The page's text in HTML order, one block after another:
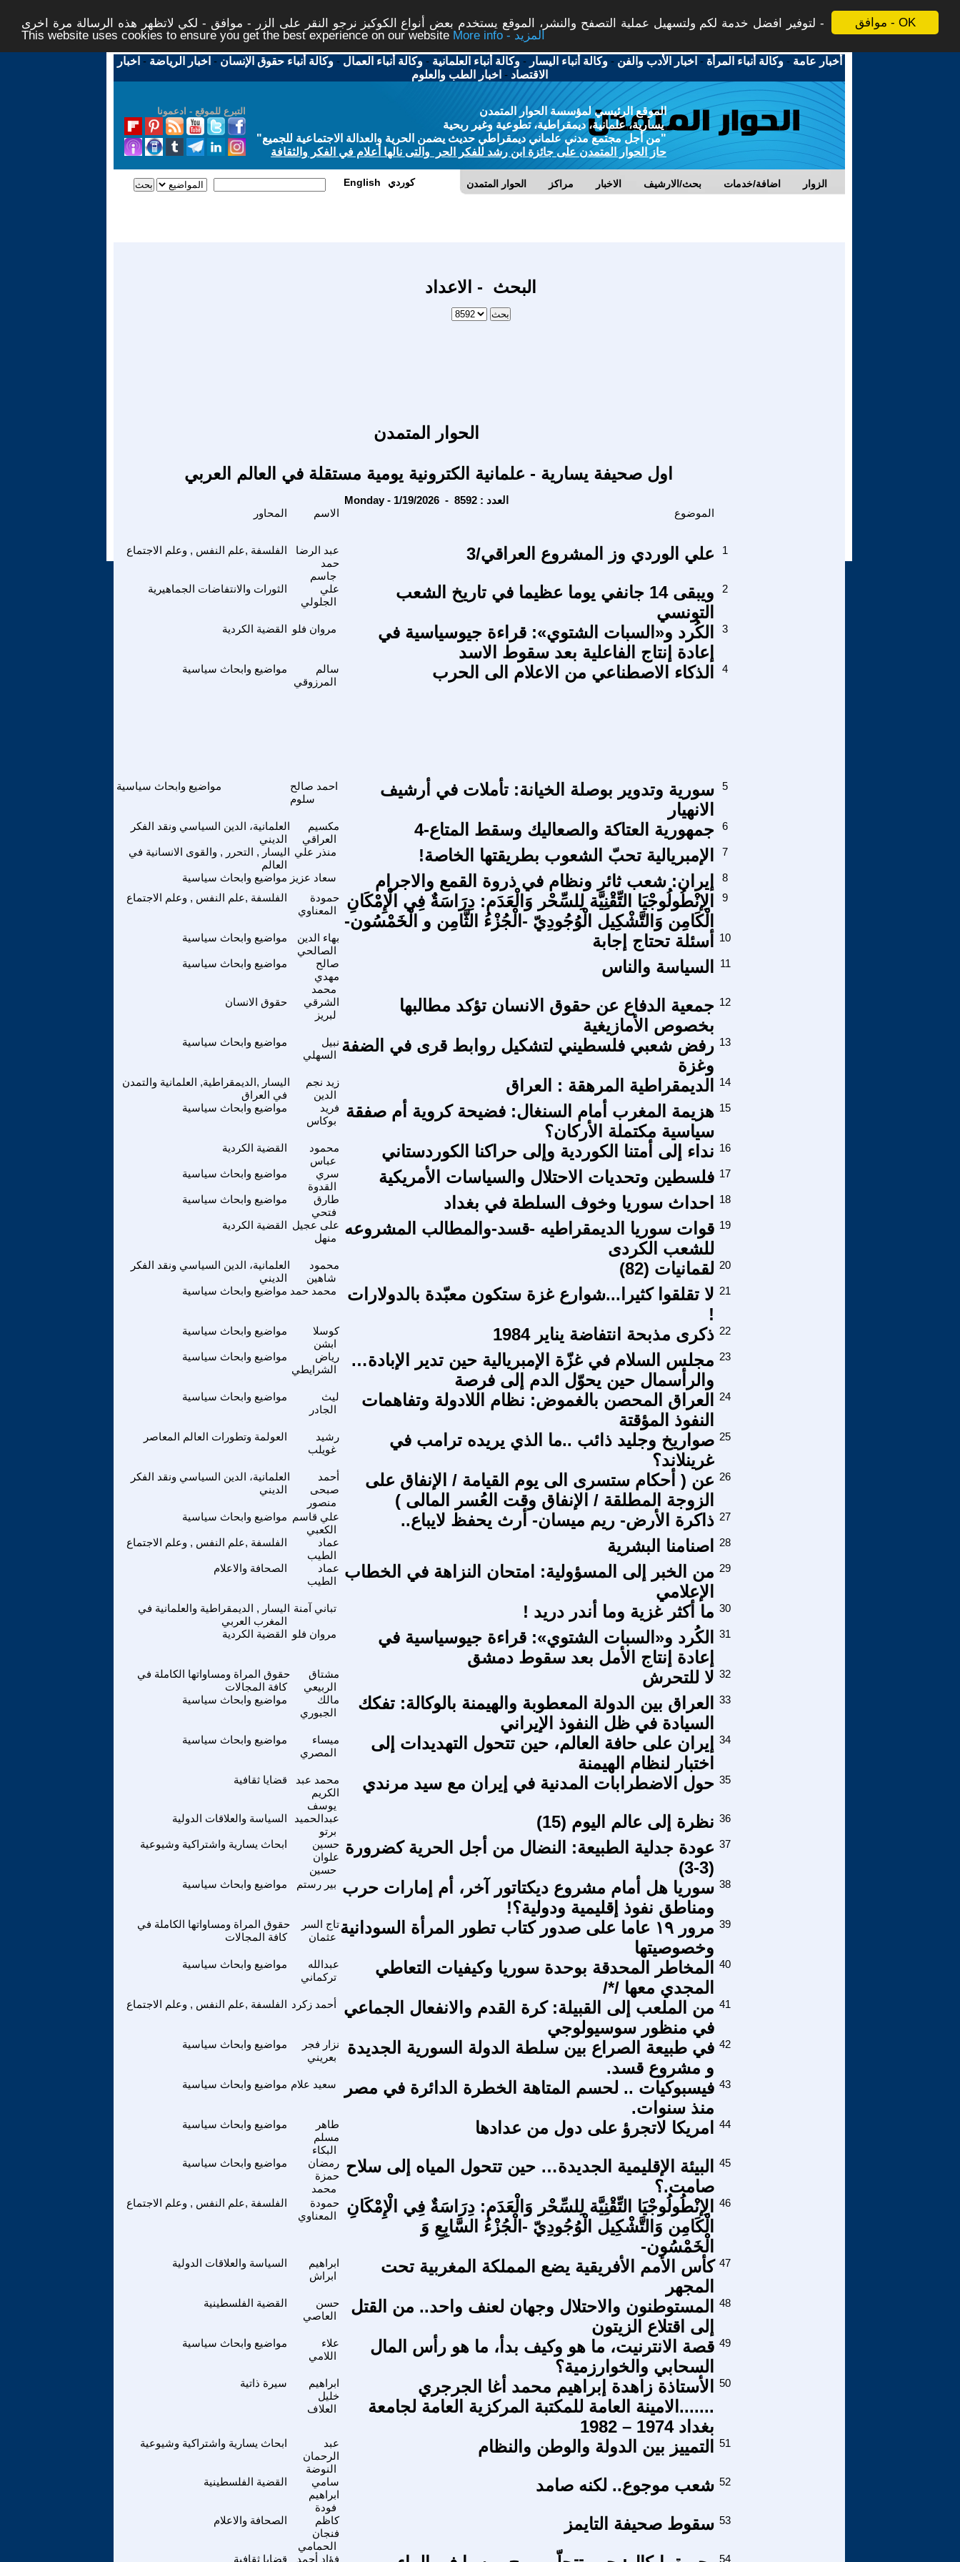
موافق - OK
لتوفير افضل خدمة لكم ولتسهيل عملية التصفح والنشر، الموقع يستخدم بعض أنواع الكوكيز نرجو النقر على الزر - موافق - لكي لاتظهر هذه الرسالة مرة اخرى -
This website uses cookies to ensure you get the best experience on our website
More info - المزيد
أخبار عامة -وكالة أنباء المرأة - اخبار الأدب والفن -وكالة أنباء اليسار -وكالة أنباء العلمانية -وكالة أنباء العمال -وكالة أنباء حقوق الإنسان - اخبار الرياضة - اخبار
الاقتصاد - اخبار الطب والعلوم
التبرع للموقع - ادعمونا
الموقع الرئيسي لمؤسسة الحوار المتمدن
يسارية، علمانية، ديمقراطية، تطوعية وغير ربحية
"من أجل مجتمع مدني علماني ديمقراطي حديث يضمن الحرية والعدالة الاجتماعية للجميع"
حاز الحوار المتمدن على جائزة ابن رشد للفكر الحر والتى نالها أعلام في الفكر والثقافة
الحوار المتمدن مراكز الاخبار بحث/الارشيف اضافة/خدمات الزوار English كوردي
البحث - الاعداد
الحوار المتمدن
اول صحيفة يسارية - علمانية الكترونية يومية مستقلة في العالم العربي
Monday - 1/19/2026 - العدد : 8592
الاسم الموضوع
الفلسفة ,علم النفس , وعلم الاجتماع
عبد الرضا
حمد
جاسم
علي الوردي وز المشروع العراقي/3 1
الثورات والانتفاضات الجماهيرية
علي
الجلولي
ويبقى 14 جانفي يوما عظيما في تاريخ الشعب
التونسي
2
القضية الكردية مروان فلو
الكُرد و«السبات الشتوي»: قراءة جيوسياسية في
إعادة إنتاج الفاعلية بعد سقوط الاسد
3
مواضيع وابحاث سياسية
سالم
المرزوقي
الذكاء الاصطناعي من الاعلام الى الحرب 4
مواضيع وابحاث سياسية
احمد صالح
سلوم
سورية وتدوير بوصلة الخيانة: تأملات في أرشيف
الانهيار
5
العلمانية، الدين السياسي ونقد الفكر
الديني
مكسيم
العراقي
جمهورية العتاكة والصعاليك وسقط المتاع-4 6
اليسار , التحرر , والقوى الانسانية في
العالم
منذر علي الإمبريالية تحبّ الشعوب بطريقتها الخاصة! 7
مواضيع وابحاث سياسية سعاد عزيز إيران: شعب ثائر ونظام في ذروة القمع والاجرام
8
الفلسفة ,علم النفس , وعلم الاجتماع
حمودة
المعناوي
الِإنْطُولُوجْيَا التِّقْنِيَّة لِلسِّحْر وَالْعَدَم: دِرَاسَةٌ فِي الْإِمْكَانِ
الْكَامِن وَالتَّشْكِيل الْوُجُودِيّ -الْجُزْءُ الثَّامِن و الْخَمْسُون-
9
مواضيع وابحاث سياسية
بهاء الدين
الصالحي
أسئلة تحتاج إجابة 10
مواضيع وابحاث سياسية
صالح
مهدي
محمد
السياسة والناس 11
حقوق الانسان
الشرقي
لبريز
جمعية الدفاع عن حقوق الانسان تؤكد مطالبها
بخصوص الأمازيغية
12
مواضيع وابحاث سياسية
نبيل
السهلي رفض شعبي فلسطيني لتشكيل روابط قرى في الضفة
وغزة
13
اليسار ,الديمقراطية, العلمانية والتمدن
في العراق
زيد نجم
الدين
الديمقراطية المرهقة : العراق 14
مواضيع وابحاث سياسية
فريد
بوكاس
هزيمة المغرب أمام السنغال: فضيحة كروية أم صفقة
سياسية مكتملة الأركان؟
15
القضية الكردية
محمود
عباس
نداء إلى أمتنا الكوردية وإلى حراكنا الكوردستاني 16
مواضيع وابحاث سياسية
سري
القدوة
فلسطين وتحديات الاحتلال والسياسات الأمريكية 17
مواضيع وابحاث سياسية
طارق
فتحي
احداث سوريا وخوف السلطة في بغداد 18
القضية الكردية على عجيل
منهل
قوات سوريا الديمقراطيه -قسد-والمطالب المشروعه
للشعب الكردى
19
العلمانية، الدين السياسي ونقد الفكر
الديني
محمود
شاهين
لقمانيات (82) 20
مواضيع وابحاث سياسية محمد حمد
لا تقلقوا كثيرا...شوارع غزة ستكون معبّدة بالدولارات
!
21
مواضيع وابحاث سياسية
كوسلا
ابشن
ذكرى مذبحة انتفاضة يناير 1984 22
مواضيع وابحاث سياسية
رياض
الشرايطي
مجلس السلام في غزّة الإمبريالية حين تدير الإبادة…
والرأسمال حين يحوّل الدم إلى فرصة
23
مواضيع وابحاث سياسية
ليث
الجادر
العراق المحصن بالغموض: نظام اللادولة وتفاهمات
النفوذ المؤقتة
24
العولمة وتطورات العالم المعاصر
رشيد
غويلب
صواريخ وجليد ذائب ..ما الذي يريده ترامب في
غرينلاند؟
25
العلمانية، الدين السياسي ونقد الفكر
الديني
أحمد
صبحى
منصور
عن ( أحكام ستسرى الى يوم القيامة / الإنفاق على
الزوجة المطلقة / الإنفاق وقت العُسر المالى )
26
مواضيع وابحاث سياسية علي قاسم
الكعبي
ذاكرة الأرض- ريم ميسان- أرث يحفظ لايباع.. 27
الفلسفة ,علم النفس , وعلم الاجتماع
عماد
الطيب
اصنامنا البشرية 28
الصحافة والاعلام
عماد
الطيب
من الخبر إلى المسؤولية: امتحان النزاهة في الخطاب
الإعلامي
29
اليسار , الديمقراطية والعلمانية في
المغرب العربي
تباني آمنة ما أكثر غزية وما أندر دريد ! 30
القضية الكردية مروان فلو
الكُرد و«السبات الشتوي»: قراءة جيوسياسية في
إعادة إنتاج الأمل بعد سقوط دمشق
31
حقوق المراة ومساواتها الكاملة في
كافة المجالات
مشتاق
الربيعي
لا للتحرش 32
مواضيع وابحاث سياسية
مالك
الجبوري
العراق بين الدولة المعطوبة والهيمنة بالوكالة: تفكك
السيادة في ظل النفوذ الإيراني
33
مواضيع وابحاث سياسية
ميساء
المصري
إيران على حافة العالم، حين تتحول التهديدات إلى
اختبار لنظام الهيمنة
34
قضايا ثقافية
محمد عبد
الكريم
يوسف
حول الاضطرابات المدنية في إيران مع سيد مرندي 35
السياسة والعلاقات الدولية
عبدالحميد
برتو
نظرة إلى عالم اليوم (15) 36
ابحاث يسارية واشتراكية وشيوعية
حسين
علوان
حسين
عودة جدلية الطبيعة: النضال من أجل الحرية كضرورة
(3-3)
37
مواضيع وابحاث سياسية بير رستم سوريا هل أمام مشروع ديكتاتور آخر، أم إمارات حرب
ومناطق نفوذ إقليمية ودولية؟!
38
حقوق المراة ومساواتها الكاملة في
كافة المجالات
تاج السر
عثمان مرور ١٩ عاما على صدور كتاب تطور المرأة السودانية
وخصوصيتها
39
مواضيع وابحاث سياسية
عبدالله
تركماني
المخاطر المحدقة بوحدة سوريا وكيفيات التعاطي
المجدي معها /*/
40
الفلسفة ,علم النفس , وعلم الاجتماع أحمد زكرد
من الملعب إلى القبيلة: كرة القدم والانفعال الجماعي
في منظور سوسيولوجي
41
مواضيع وابحاث سياسية
نزار فجر
بعريني
في طبيعة الصراع بين سلطة الدولة السورية الجديدة
و مشروع قسد.
42
مواضيع وابحاث سياسية سعيد علام
فيسبوكيات .. لحسم المتاهة الخطرة الدائرة في مصر
منذ سنوات.
43
مواضيع وابحاث سياسية
طاهر
مسلم
البكاء
امريكا لاتجرؤ على دول من عدادها 44
مواضيع وابحاث سياسية
رمضان
حمزة
محمد
البيئة الإقليمية الجديدة… حين تتحول المياه إلى سلاح
صامت.؟
45
الفلسفة ,علم النفس , وعلم الاجتماع
حمودة
المعناوي
الِإنْطُولُوجْيَا التِّقْنِيَّة لِلسِّحْر وَالْعَدَم: دِرَاسَةٌ فِي الْإِمْكَانِ
الْكَامِن وَالتَّشْكِيل الْوُجُودِيّ -الْجُزْءُ السَّابِعِ وَ
الْخَمْسُون-
46
السياسة والعلاقات الدولية
ابراهيم
ابراش
كأس الأمم الأفريقية يضع المملكة المغربية تحت
المجهر
47
القضية الفلسطينية
حسن
العاصي
المستوطنون والاحتلال وجهان لعنف واحد.. من القتل
إلى اقتلاع الزيتون
48
مواضيع وابحاث سياسية
علاء
اللامي
قصة الانترنيت، ما هو وكيف بدأ، ما هو رأس المال
السحابي والخوارزمية؟
49
سيرة ذاتية
ابراهيم
خليل
العلاف
الأستاذة زاهدة إبراهيم محمد أغا الجرجري
.......الامينة العامة للمكتبة المركزية العامة لجامعة
بغداد 1974 – 1982
50
ابحاث يسارية واشتراكية وشيوعية
عبد
الرحمان
النوضة
التمييز بين الدولة والوطن والنظام 51
القضية الفلسطينية
سامي
ابراهيم
فودة
شعب موجوع.. لكنه صامد 52
الصحافة والاعلام
كاظم
فنجان
الحمامي
سقوط صحيفة التايمز 53
قضايا ثقافية فؤاد أحمد 54